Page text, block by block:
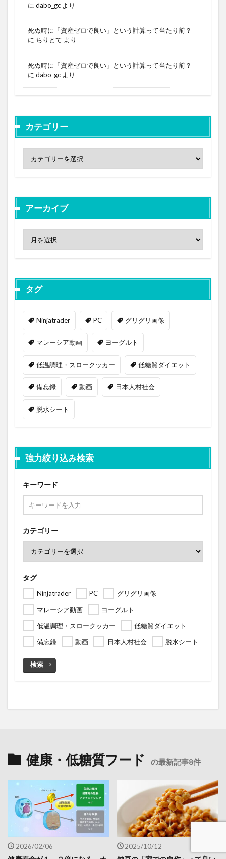
に dabo_gc より
死ぬ時に「資産ゼロで良い」という計算って当たり前？
に ちりとて より
死ぬ時に「資産ゼロで良い」という計算って当たり前？
に dabo_gc より
カテゴリー
アーカイブ
タグ
Ninjatrader PC グリグリ画像
マレーシア動画 ヨーグルト
低温調理・スロークッカー 低糖質ダイエット
備忘録 動画 日本人村社会
脱水シート
強力絞り込み検索
キーワード
カテゴリー
タグ
Ninjatrader PC
グリグリ画像
マレーシア動画
ヨーグルト
低温調理・スロークッカー
低糖質ダイエット
備忘録
動画 日本人村社会 脱水シート
検索
健康・低糖質フード の最新記事8件
2026/02/06 2025/10/12